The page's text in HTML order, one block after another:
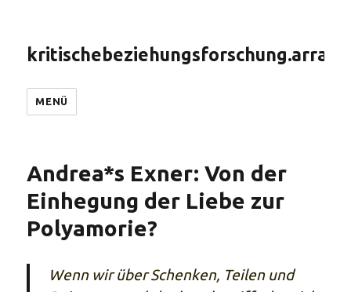
MENÜ
Andrea*s Exner: Von der
Einhegung der Liebe zur
Polyamorie?
Wenn wir über Schenken, Teilen und